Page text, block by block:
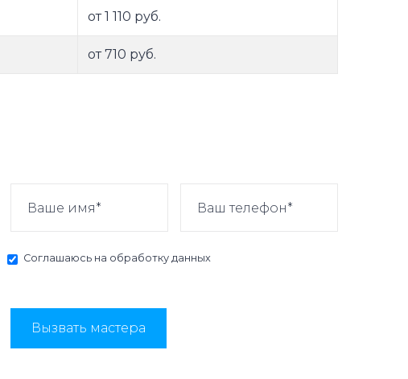
от 1 110 руб.
от 710 руб.
Соглашаюсь на обработку данных
Вызвать мастера